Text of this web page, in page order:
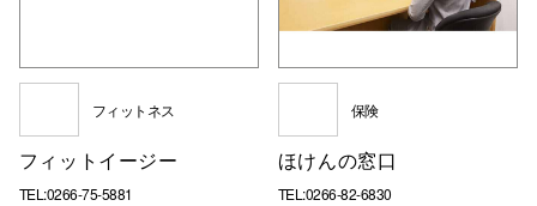
フィットネス
フィットイージー
TEL:0266-75-5881
保険
ほけんの窓口
TEL:0266-82-6830